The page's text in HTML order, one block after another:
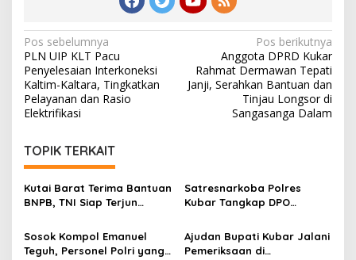
Navigasi
pos
Pos sebelumnya
PLN UIP KLT Pacu
Penyelesaian Interkoneksi
Kaltim-Kaltara, Tingkatkan
Pelayanan dan Rasio
Elektrifikasi
Pos berikutnya
Anggota DPRD Kukar
Rahmat Dermawan Tepati
Janji, Serahkan Bantuan dan
Tinjau Longsor di
Sangasanga Dalam
TOPIK TERKAIT
Kutai Barat Terima Bantuan
BNPB, TNI Siap Terjun
Satresnarkoba Polres
Kubar Tangkap DPO
Poket Sabu-Sabu di Sekitar
Hotel Mahakam Asri
Sosok Kompol Emanuel
Teguh, Personel Polri yang
Ajudan Bupati Kubar Jalani
Pemeriksaan di